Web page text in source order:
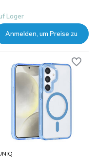
Lager
Anmelden, um Preise zu